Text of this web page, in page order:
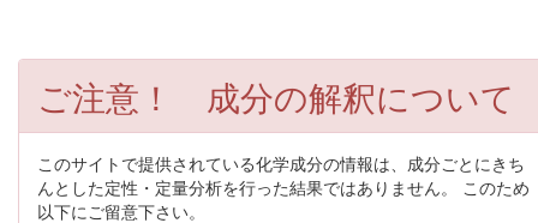
ご注意！ 成分の解釈について
このサイトで提供されている化学成分の情報は、成分ごとにきち
んとした定性・定量分析を行った結果ではありません。 このため
以下にご留意下さい。